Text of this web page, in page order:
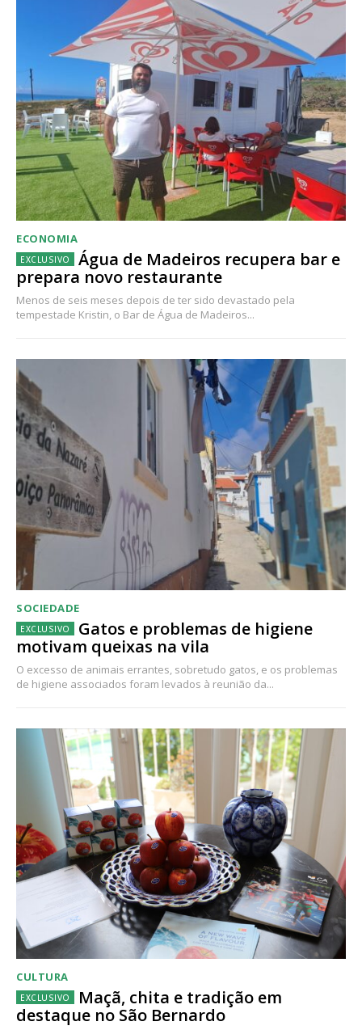
ECONOMIA
Água de Madeiros recupera bar e
prepara novo restaurante
Menos de seis meses depois de ter sido devastado pela
tempestade Kristin, o Bar de Água de Madeiros...
SOCIEDADE
Gatos e problemas de higiene
motivam queixas na vila
O excesso de animais errantes, sobretudo gatos, e os problemas
de higiene associados foram levados à reunião da...
CULTURA
Maçã, chita e tradição em
destaque no São Bernardo